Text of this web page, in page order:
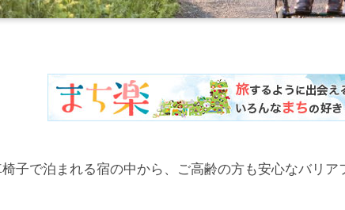
子で泊まれる宿の中から、ご高齢の方も安心なバリ